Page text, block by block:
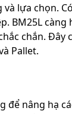
lựa chọn.
càng
chắn.
Pallet.
nâng hạ